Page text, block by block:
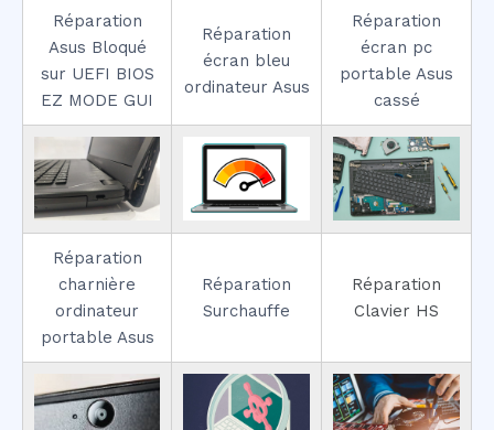
Réparation
Asus Bloqué
sur UEFI BIOS
EZ MODE GUI
Réparation
écran bleu
ordinateur Asus
Réparation
écran pc
portable Asus
cassé
Réparation
charnière
ordinateur
portable Asus
Réparation
Surchauffe
Réparation
Clavier HS